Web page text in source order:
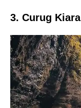
3. Curug Kiara